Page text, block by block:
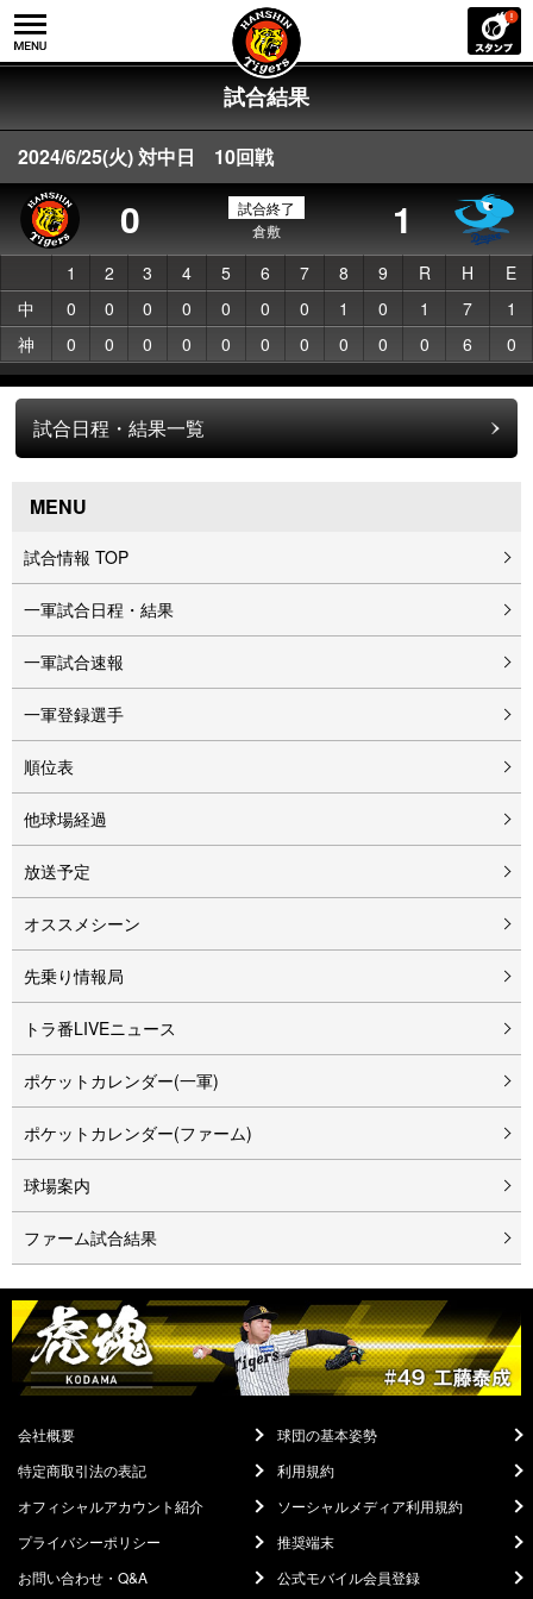
試合結果
2024/6/25(火) 対中日 10回戦
0
試合終了
倉敷
1
1 2 3 4 5 6 7 8 9 R H
E
中
0 0 0 0 0 0 0 1 0 1 7
1
神
0 0 0 0 0 0 0 0 0 0 6 0
試合日程・結果一覧
MENU
試合情報 TOP
一軍試合日程・結果
一軍試合速報
一軍登録選手
順位表
他球場経過
放送予定
オススメシーン
先乗り情報局
トラ番LIVEニュース
ポケットカレンダー(一軍)
ポケットカレンダー(ファーム)
球場案内
ファーム試合結果
会社概要
球団の基本姿勢
特定商取引法の表記
利用規約
オフィシャルアカウント紹介
ソーシャルメディア利用規約
プライバシーポリシー
推奨端末
お問い合わせ・Q&A
公式モバイル会員登録